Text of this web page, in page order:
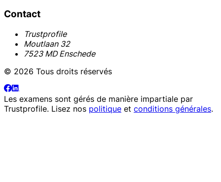
Contact
Trustprofile
Moutlaan 32
7523 MD Enschede
© 2026 Tous droits réservés
Les examens sont gérés de manière impartiale par
Trustprofile. Lisez nos politique et conditions générales.